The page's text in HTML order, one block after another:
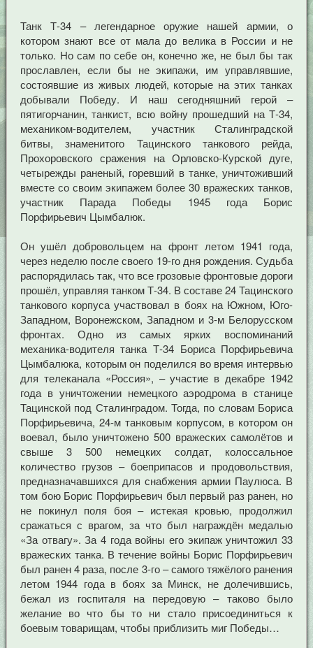
Танк Т-34 – легендарное оружие нашей армии, о
котором знают все от мала до велика в России и не
только. Но сам по себе он, конечно же, не был бы так
прославлен, если бы не экипажи, им управлявшие,
состоявшие из живых людей, которые на этих танках
добывали Победу. И наш сегодняшний герой –
пятигорчанин, танкист, всю войну прошедший на Т-34,
механиком-водителем, участник Сталинградской
битвы, знаменитого Тацинского танкового рейда,
Прохоровского сражения на Орловско-Курской дуге,
четырежды раненый, горевший в танке, уничтоживший
вместе со своим экипажем более 30 вражеских танков,
участник Парада Победы 1945 года Борис
Порфирьевич Цымбалюк.
Он ушёл добровольцем на фронт летом 1941 года,
через неделю после своего 19-го дня рождения. Судьба
распорядилась так, что все грозовые фронтовые дороги
прошёл, управляя танком Т-34. В составе 24 Тацинского
танкового корпуса участвовал в боях на Южном, Юго-
Западном, Воронежском, Западном и 3-м Белорусском
фронтах. Одно из самых ярких воспоминаний
механика-водителя танка Т-34 Бориса Порфирьевича
Цымбалюка, которым он поделился во время интервью
для телеканала «Россия», – участие в декабре 1942
года в уничтожении немецкого аэродрома в станице
Тацинской под Сталинградом. Тогда, по словам Бориса
Порфирьевича, 24-м танковым корпусом, в котором он
воевал, было уничтожено 500 вражеских самолётов и
свыше 3 500 немецких солдат, колоссальное
количество грузов – боеприпасов и продовольствия,
предназначавшихся для снабжения армии Паулюса. В
том бою Борис Порфирьевич был первый раз ранен, но
не покинул поля боя – истекая кровью, продолжил
сражаться с врагом, за что был награждён медалью
«За отвагу». За 4 года войны его экипаж уничтожил 33
вражеских танка. В течение войны Борис Порфирьевич
был ранен 4 раза, после 3-го – самого тяжёлого ранения
летом 1944 года в боях за Минск, не долечившись,
бежал из госпиталя на передовую – таково было
желание во что бы то ни стало присоединиться к
боевым товарищам, чтобы приблизить миг Победы…